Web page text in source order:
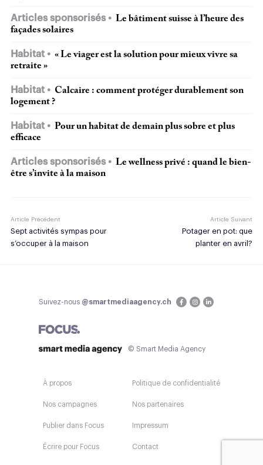
Articles sponsorisés
Le bâtiment suisse à l’heure des
façades solaires
Habitat
« Le viager est la solution pour mieux vivre sa
retraite »
Habitat
Calcaire : comment protéger durablement son
logement ?
Habitat
Pour un habitat de demain plus sobre et plus
efficace
Articles sponsorisés
Le wellness privé : quand le bien-
être s’invite à la maison
Article Précédent
Sept activités sympas pour
s’occuper à la maison
Article Suivant
Potager en pot: que
planter en avril?
Suivez-nous @smartmediaagency.ch
© Smart Media Agency
À propos
Nos campagnes
Publier dans Focus
Écrire pour Focus
Politique de confidentialité
Nos partenaires
Impressum
Contact